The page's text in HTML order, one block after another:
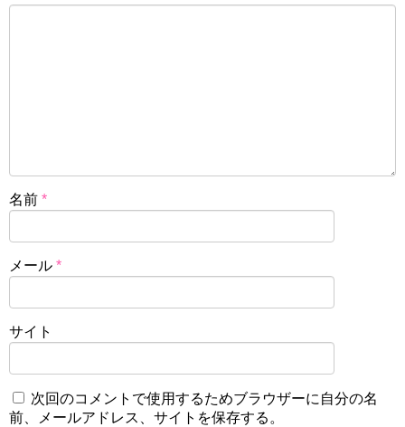
名前 *
メール *
サイト
次回のコメントで使用するためブラウザーに自分の名
前、メールアドレス、サイトを保存する。